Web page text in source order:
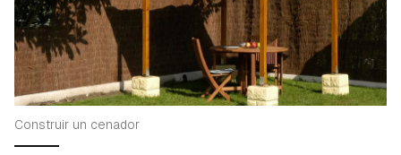
Construir un cenador